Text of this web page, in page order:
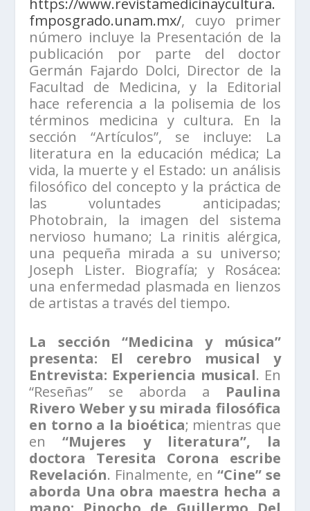
https://www.revistamedicinaycultura.
fmposgrado.unam.mx/, cuyo primer
número incluye la Presentación de la
publicación por parte del doctor
Germán Fajardo Dolci, Director de la
Facultad de Medicina, y la Editorial
hace referencia a la polisemia de los
términos medicina y cultura. En la
sección “Artículos”, se incluye: La
literatura en la educación médica; La
vida, la muerte y el Estado: un análisis
filosófico del concepto y la práctica de
las voluntades anticipadas;
Photobrain, la imagen del sistema
nervioso humano; La rinitis alérgica,
una pequeña mirada a su universo;
Joseph Lister. Biografía; y Rosácea:
una enfermedad plasmada en lienzos
de artistas a través del tiempo.
La sección “Medicina y música”
presenta: El cerebro musical y
Entrevista: Experiencia musical. En
“Reseñas” se aborda a Paulina
Rivero Weber y su mirada filosófica
en torno a la bioética; mientras que
en“Mujeres y literatura”, la
doctora Teresita Corona escribe
Revelación. Finalmente, en “Cine” se
aborda Una obra maestra hecha a